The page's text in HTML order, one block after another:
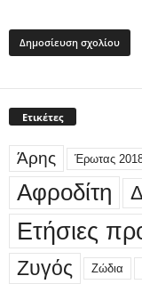
Ετικέτες
Άρης Έρωτας
Αφροδίτη
Ετήσιες
Ζυγός Ζώδια